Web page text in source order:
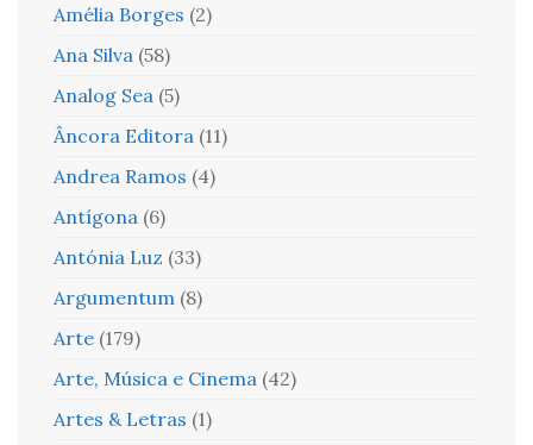
Amélia Borges (2)
Ana Silva (58)
Analog Sea (5)
Âncora Editora (11)
Andrea Ramos (4)
Antígona (6)
Antónia Luz (33)
Argumentum (8)
Arte (179)
Arte, Música e Cinema (42)
Artes & Letras (1)